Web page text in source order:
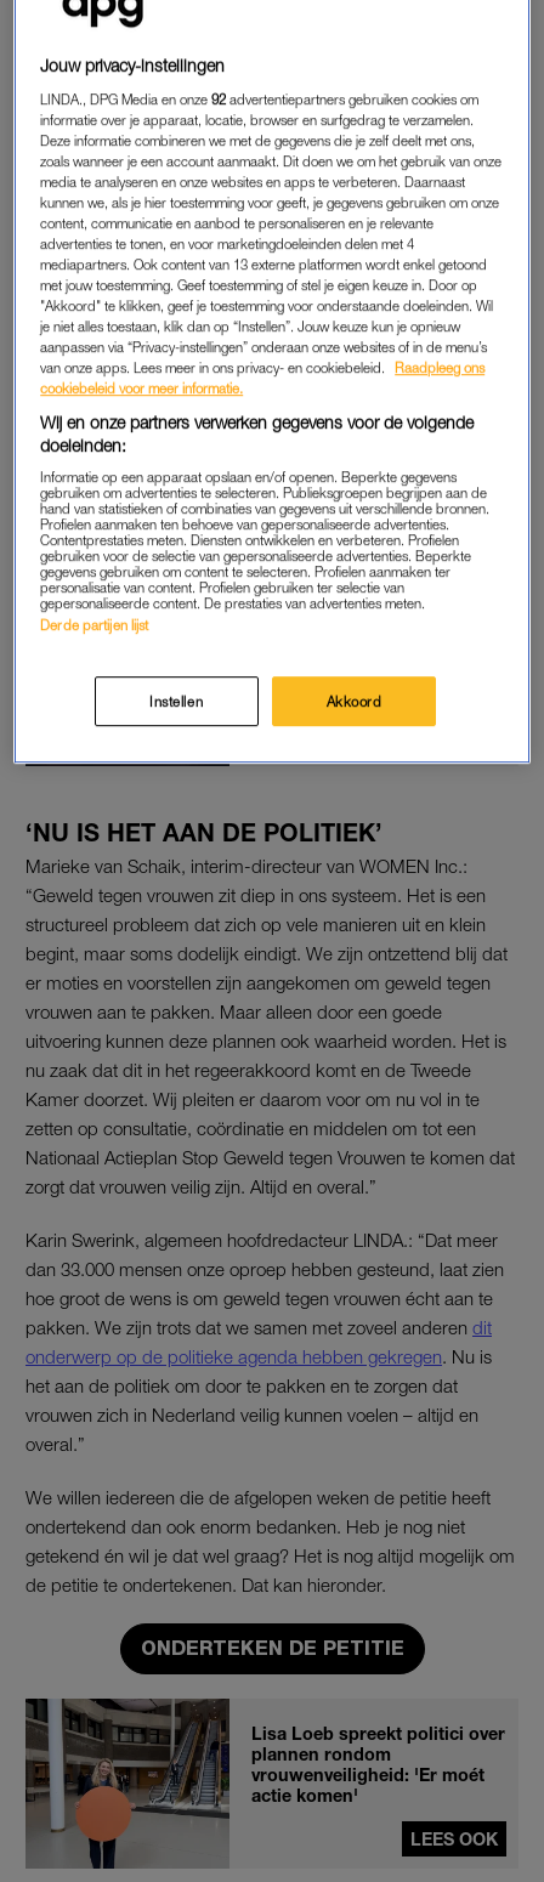
probleem. En het wordt tijd voor een nationale aanpak.
overal.
NATIONAAL ACTIEPLAN STOP GEWELD
TEGEN VROUWEN
Er is dringend actie nodig, vinden WOMEN Inc., LINDA. en
LINDA.meiden. Daarom werd afgelopen september een
grootschalige petitie gelanceerd, waarmee we de politiek
wilden oproepen om te investeren in de veiligheid van
vrouwen.
Vandaag, op de Internationale Dag voor de Uitbanning van
Geweld tegen Vrouwen, bieden WOMEN Inc., LINDA.,
LINDA.meiden en Lisa Loeb de petitie ‘Start een Nationaal
Actieplan Stop Geweld tegen Vrouwen’ aan in de Tweede
Kamer. Ruim 33.000 mensen tekenden de petitie. Daarmee
roepen ze de politiek op om geweld tegen vrouwen te
stoppen.
te huilen: 'Verbijsterend dat we
het nog steeds niet serieus
‘NU IS HET AAN DE POLITIEK’
Marieke van Schaik, interim-directeur van WOMEN Inc.:
“Geweld tegen vrouwen zit diep in ons systeem. Het is een
structureel probleem dat zich op vele manieren uit en klein
begint, maar soms dodelijk eindigt. We zijn ontzettend blij dat
er moties en voorstellen zijn aangekomen om geweld tegen
vrouwen aan te pakken. Maar alleen door een goede
uitvoering kunnen deze plannen ook waarheid worden. Het is
nu zaak dat dit in het regeerakkoord komt en de Tweede
Kamer doorzet. Wij pleiten er daarom voor om nu vol in te
zetten op consultatie, coördinatie en middelen om tot een
Nationaal Actieplan Stop Geweld tegen Vrouwen te komen dat
zorgt dat vrouwen veilig zijn. Altijd en overal.”
Karin Swerink, algemeen hoofdredacteur LINDA.: “Dat meer
dan 33.000 mensen onze oproep hebben gesteund, laat zien
hoe groot de wens is om geweld tegen vrouwen écht aan te
pakken. We zijn trots dat we samen met zoveel anderen dit
onderwerp op de politieke agenda hebben gekregen. Nu is
het aan de politiek om door te pakken en te zorgen dat
vrouwen zich in Nederland veilig kunnen voelen – altijd en
overal.”
We willen iedereen die de afgelopen weken de petitie heeft
ondertekend dan ook enorm bedanken. Heb je nog niet
getekend én wil je dat wel graag? Het is nog altijd mogelijk om
de petitie te ondertekenen. Dat kan hieronder.
ONDERTEKEN DE PETITIE
Lisa Loeb spreekt politici over
plannen rondom
vrouwenveiligheid: 'Er moét
actie komen'
LEES OOK
Jouw privacy-instellingen
LINDA., DPG Media en onze92 advertentiepartners gebruiken cookies om
informatie over je apparaat, locatie, browser en surfgedrag te verzamelen.
Deze informatie combineren we met de gegevens die je zelf deelt met ons,
zoals wanneer je een account aanmaakt. Dit doen we om het gebruik van onze
media te analyseren en onze websites en apps te verbeteren. Daarnaast
kunnen we, als je hier toestemming voor geeft, je gegevens gebruiken om onze
content, communicatie en aanbod te personaliseren en je relevante
advertenties te tonen, en voor marketingdoeleinden delen met 4
mediapartners. Ook content van 13 externe platformen wordt enkel getoond
met jouw toestemming. Geef toestemming of stel je eigen keuze in. Door op
"Akkoord" te klikken, geef je toestemming voor onderstaande doeleinden. Wil
je niet alles toestaan, klik dan op “Instellen”. Jouw keuze kun je opnieuw
aanpassen via “Privacy-instellingen” onderaan onze websites of in de menu’s
van onze apps. Lees meer in ons privacy- en cookiebeleid.
Raadpleeg ons
cookiebeleid voor meer informatie.
Wij en onze partners verwerken gegevens voor de volgende
doeleinden:
Informatie op een apparaat opslaan en/of openen. Beperkte gegevens
gebruiken om advertenties te selecteren. Publieksgroepen begrijpen aan de
hand van statistieken of combinaties van gegevens uit verschillende bronnen.
Profielen aanmaken ten behoeve van gepersonaliseerde advertenties.
Contentprestaties meten. Diensten ontwikkelen en verbeteren. Profielen
gebruiken voor de selectie van gepersonaliseerde advertenties. Beperkte
gegevens gebruiken om content te selecteren. Profielen aanmaken ter
personalisatie van content. Profielen gebruiken ter selectie van
gepersonaliseerde content. De prestaties van advertenties meten.
Derde partijen lijst
Instellen Akkoord